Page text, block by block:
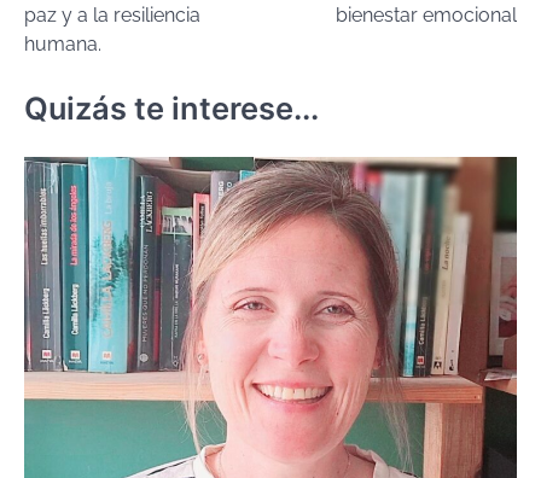
paz y a la resiliencia
humana.
bienestar emocional
Quizás te interese...